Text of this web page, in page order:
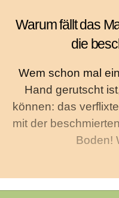
Warum fällt das
die
Wem schon mal
Hand gerutscht
können: das
mit der
Boden!